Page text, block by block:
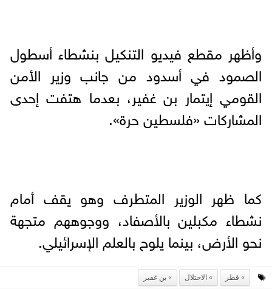
وأظهر مقطع فيديو التنكيل بنشطاء أسطول
الصمود في أسدود من جانب وزير الأمن
القومي إيتمار بن غفير، بعدما هتفت إحدى
المشاركات «فلسطين حرة».
كما ظهر الوزير المتطرف وهو يقف أمام
نشطاء مكبلين بالأصفاد، ووجوههم متجهة
نحو الأرض، بينما يلوح بالعلم الإسرائيلي.
قطر الاحتلال بن غفير